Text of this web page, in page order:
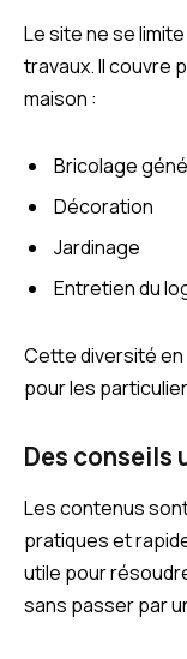
Le site ne se
travaux. Il couvre
maison :
Bricolage
Décoration
Jardinage
Entretien du
Cette diversité
pour les
Des conseils
Les contenus
pratiques et
utile pour
sans passer par